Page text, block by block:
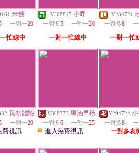
米糖
一對一20
忙線中
V308815 小呼
一對多5 一對一20
一對一忙線中
V284721
一對多8
一對一忙
我初體驗
一對一20
費視訊
V308373 專治早秋
一對多6 一對一25
進入免費視訊
V294724
一對多8
一對多表